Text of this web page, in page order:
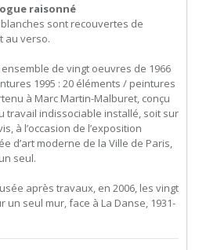
raisonné
sont recouvertes de
au verso.
de vingt oeuvres de 1966
1995 : 20 éléments / peintures
à Marc Martin-Malburet, conçu
travail indissociable installé, soit sur
à l’occasion de l’exposition
d’art moderne de la Ville de Paris,
seul.
après travaux, en 2006, les vingt
seul mur, face à La Danse, 1931-